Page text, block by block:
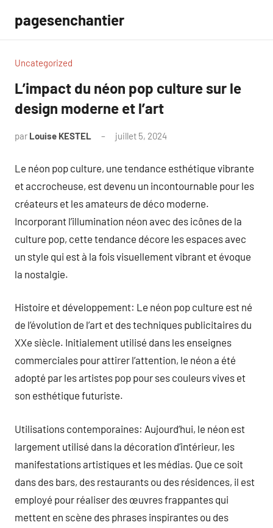
contenu
pagesenchantier
Uncategorized
L’impact du néon pop culture sur le
design moderne et l’art
par Louise KESTEL juillet 5, 2024
Le néon pop culture, une tendance esthétique vibrante
et accrocheuse, est devenu un incontournable pour les
créateurs et les amateurs de déco moderne.
Incorporant l’illumination néon avec des icônes de la
culture pop, cette tendance décore les espaces avec
un style qui est à la fois visuellement vibrant et évoque
la nostalgie.
Histoire et développement: Le néon pop culture est né
de l’évolution de l’art et des techniques publicitaires du
XXe siècle. Initialement utilisé dans les enseignes
commerciales pour attirer l’attention, le néon a été
adopté par les artistes pop pour ses couleurs vives et
son esthétique futuriste.
Utilisations contemporaines: Aujourd’hui, le néon est
largement utilisé dans la décoration d’intérieur, les
manifestations artistiques et les médias. Que ce soit
dans des bars, des restaurants ou des résidences, il est
employé pour réaliser des œuvres frappantes qui
mettent en scène des phrases inspirantes ou des